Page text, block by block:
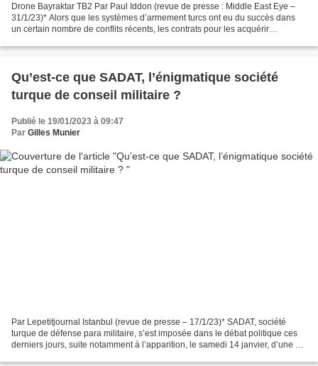
Drone Bayraktar TB2 Par Paul Iddon (revue de presse : Middle East Eye –
31/1/23)* Alors que les systèmes d’armement turcs ont eu du succès dans
un certain nombre de conflits récents, les contrats pour les acquérir
Qu’est-ce que SADAT, l’énigmatique société
turque de conseil militaire ?
Publié le 19/01/2023 à 09:47
Par Gilles Munier
Par Lepetitjournal Istanbul (revue de presse – 17/1/23)* SADAT, société
turque de défense para militaire, s’est imposée dans le débat politique ces
derniers jours, suite notamment à l’apparition, le samedi 14 janvier, d’une de